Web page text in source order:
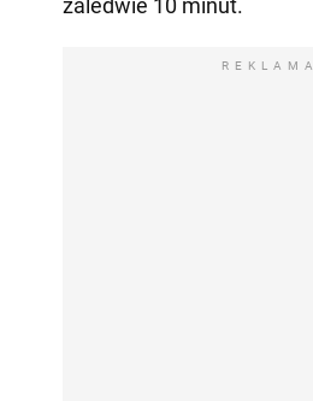
zaledwie 10 minut.
REKLAMA